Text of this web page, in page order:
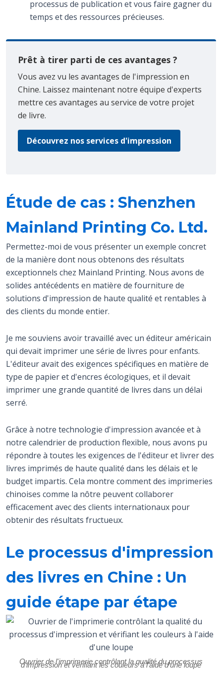
processus de publication et vous faire gagner du
temps et des ressources précieuses.
Prêt à tirer parti de ces avantages ?
Vous avez vu les avantages de l'impression en
Chine. Laissez maintenant notre équipe d'experts
mettre ces avantages au service de votre projet
de livre.
Découvrez nos services d'impression
Étude de cas : Shenzhen
Mainland Printing Co. Ltd.
Permettez-moi de vous présenter un exemple concret
de la manière dont nous obtenons des résultats
exceptionnels chez Mainland Printing. Nous avons de
solides antécédents en matière de fourniture de
solutions d'impression de haute qualité et rentables à
des clients du monde entier.
Je me souviens avoir travaillé avec un éditeur américain
qui devait imprimer une série de livres pour enfants.
L'éditeur avait des exigences spécifiques en matière de
type de papier et d'encres écologiques, et il devait
imprimer une grande quantité de livres dans un délai
serré.
Grâce à notre technologie d'impression avancée et à
notre calendrier de production flexible, nous avons pu
répondre à toutes les exigences de l'éditeur et livrer des
livres imprimés de haute qualité dans les délais et le
budget impartis. Cela montre comment des imprimeries
chinoises comme la nôtre peuvent collaborer
efficacement avec des clients internationaux pour
obtenir des résultats fructueux.
Le processus d'impression
des livres en Chine : Un
guide étape par étape
Ouvrier de l'imprimerie contrôlant la qualité du processus
d'impression et vérifiant les couleurs à l'aide d'une loupe